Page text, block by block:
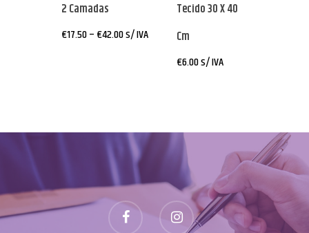
2 Camadas
€17.50– €42.00Price
range:
s/ IVA
Tecido 30 X 40
Cm
€6.00s/ IVA